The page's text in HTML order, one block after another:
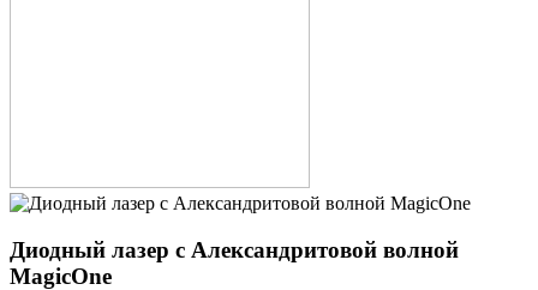
Диодный лазер с Александритовой волной
MagicOne